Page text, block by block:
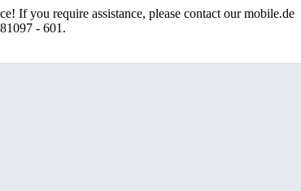
If you require assistance, please contact our mobile.de
- 601.